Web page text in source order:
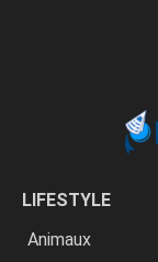
LIFESTYLE
Animaux